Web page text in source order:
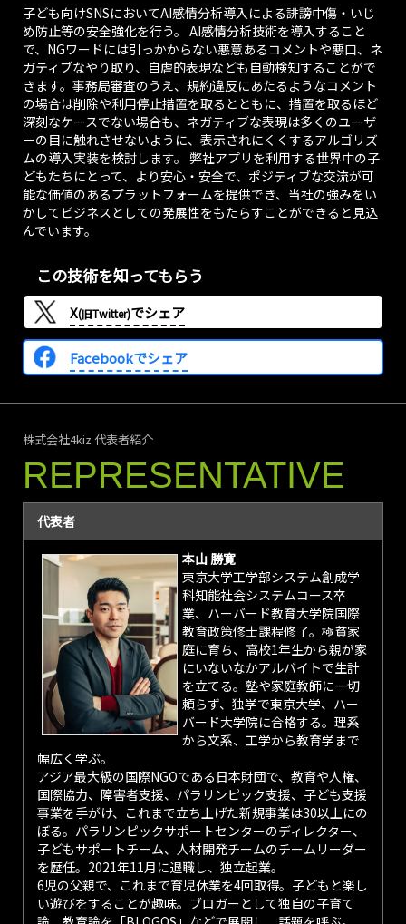
子ども向けSNSにおいてAI感情分析導入による誹謗中傷・いじ
め防止等の安全強化を行う。 AI感情分析技術を導入すること
で、NGワードには引っかからない悪意あるコメントや悪口、ネ
ガティブなやり取り、自虐的表現なども自動検知することがで
きます。事務局審査のうえ、規約違反にあたるようなコメント
の場合は削除や利用停止措置を取るとともに、措置を取るほど
深刻なケースでない場合も、ネガティブな表現は多くのユーザ
ーの目に触れさせないように、表示されにくくするアルゴリズ
ムの導入実装を検討します。 弊社アプリを利用する世界中の子
どもたちにとって、より安心・安全で、ポジティブな交流が可
能な価値のあるプラットフォームを提供でき、当社の強みをい
かしてビジネスとしての発展性をもたらすことができると見込
んでいます。
この技術を知ってもらう
X(旧Twitter)でシェア
Facebookでシェア
株式会社4kiz 代表者紹介
REPRESENTATIVE
代表者
本山 勝寛
東京大学工学部システム創成学
科知能社会システムコース卒
業、ハーバード教育大学院国際
教育政策修士課程修了。極貧家
庭に育ち、高校1年生から親が家
にいないなかアルバイトで生計
を立てる。塾や家庭教師に一切
頼らず、独学で東京大学、ハー
バード大学院に合格する。理系
から文系、工学から教育学まで
幅広く学ぶ。
アジア最大級の国際NGOである日本財団で、教育や人権、
国際協力、障害者支援、パラリンピック支援、子ども支援
事業を手がけ、これまで立ち上げた新規事業は30以上にの
ぼる。パラリンピックサポートセンターのディレクター、
子どもサポートチーム、人材開発チームのチームリーダー
を歴任。2021年11月に退職し、独立起業。
6児の父親で、これまで育児休業を4回取得。子どもと楽し
い遊びをすることが趣味。ブロガーとして独自の子育て